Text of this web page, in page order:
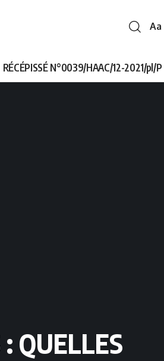
Font
Aa
RÉCÉPISSÉ N°0039/HAAC/12-2021/pl/P
QUELLES